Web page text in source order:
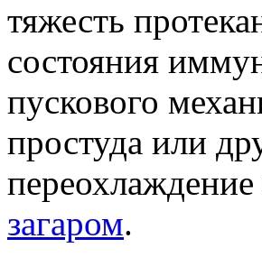
тяжесть
состояния
пускового
простуда или
переохлаждение
загаром.